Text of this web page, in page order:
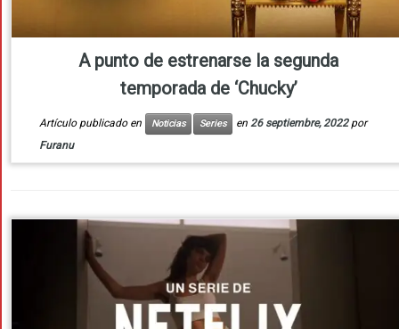
A punto de estrenarse la segunda
temporada de ‘Chucky’
Artículo publicado en Noticias Series en 26 septiembre, 2022 por
Furanu